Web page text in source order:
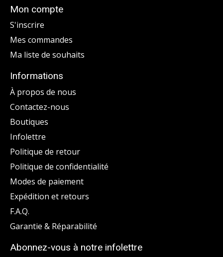
Mon compte
S'inscrire
Mes commandes
Ma liste de souhaits
Informations
À propos de nous
Contactez-nous
Boutiques
Infolettre
Politique de retour
Politique de confidentialité
Modes de paiement
Expédition et retours
F.A.Q.
Garantie & Réparabilité
Abonnez-vous à notre infolettre